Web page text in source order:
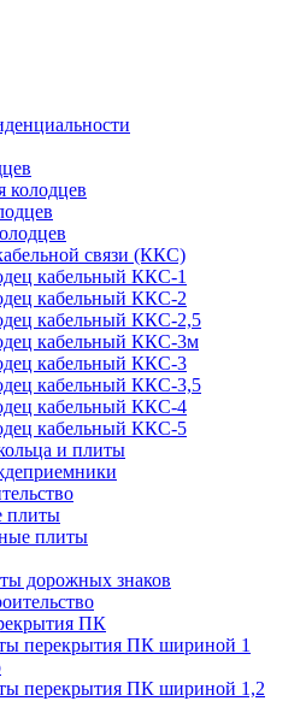
колодцев
связи (ККС)
кабельный ККС-1
кабельный ККС-2
кабельный ККС-2,5
кабельный ККС-3м
кабельный ККС-3
кабельный ККС-3,5
кабельный ККС-4
кабельный ККС-5
и плиты
плиты
плиты
дорожных знаков
ПК
перекрытия ПК шириной 1
перекрытия ПК шириной 1,2